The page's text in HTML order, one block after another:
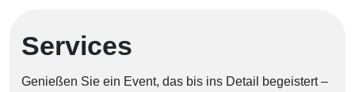
Services
Genießen Sie ein Event, das bis ins Detail begeistert –